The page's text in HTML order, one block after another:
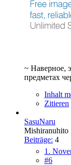
~ Наверное,
предметах
Inhalt
Zitieren
SasuNaru
Mishiranuhito
Beiträge: 4
1.
#6